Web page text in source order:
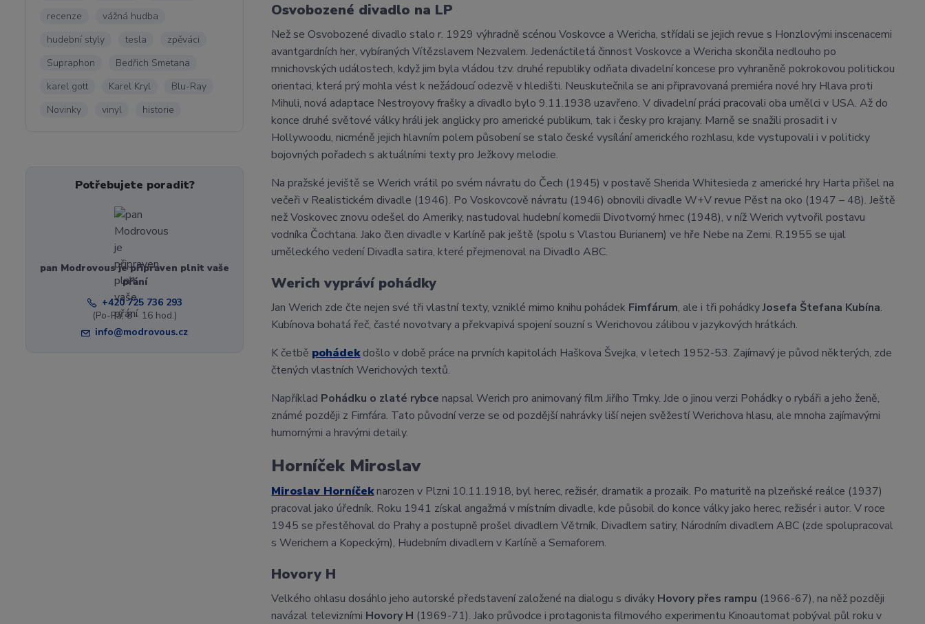
recenze
vážná hudba
hudební styly
tesla
zpěváci
Supraphon
Bedřich Smetana
karel gott
Karel Kryl
Blu-Ray
Novinky
vinyl historie
Potřebujete poradit?
pan Modrovous je připraven plnit vaše
přání
+420 725 736 293
(Po-Pá, 8 - 16 hod.)
info@modrovous.cz
Osvobozené divadlo na LP
Než se Osvobozené divadlo stalo r. 1929 výhradně scénou Voskovce a Wericha, střídali se jejich revue s Honzlovými inscenacemi
avantgardních her, vybíraných Vítězslavem Nezvalem. Jedenáctiletá činnost Voskovce a Wericha skončila nedlouho po
mnichovských událostech, když jim byla vládou tzv. druhé republiky odňata divadelní koncese pro vyhraněně pokrokovou politickou
orientaci, která prý mohla vést k nežádoucí odezvě v hledišti. Neuskutečnila se ani připravovaná premiéra nové hry Hlava proti
Mihuli, nová adaptace Nestroyovy frašky a divadlo bylo 9.11.1938 uzavřeno. V divadelní práci pracovali oba umělci v USA. Až do
konce druhé světové války hráli jek anglicky pro americké publikum, tak i česky pro krajany. Marně se snažili prosadit i v
Hollywoodu, nicméně jejich hlavním polem působení se stalo české vysílání amerického rozhlasu, kde vystupovali i v politicky
bojovných pořadech s aktuálními texty pro Ježkovy melodie.
Na pražské jeviště se Werich vrátil po svém návratu do Čech (1945) v postavě Sherida Whitesieda z americké hry Harta přišel na
večeři v Realistickém divadle (1946). Po Voskovcově návratu (1946) obnovili divadle W+V revue Pěst na oko (1947 – 48). Ještě
než Voskovec znovu odešel do Ameriky, nastudoval hudební komedii Divotvorný hrnec (1948), v níž Werich vytvořil postavu
vodníka Čochtana. Jako člen divadle v Karlíně pak ještě (spolu s Vlastou Burianem) ve hře Nebe na Zemi. R.1955 se ujal
uměleckého vedení Divadla satira, které přejmenoval na Divadlo ABC.
Werich vypráví pohádky
Jan Werich zde čte nejen své tři vlastní texty, vzniklé mimo knihu pohádek Fimfárum, ale i tři pohádkyJosefa Štefana Kubína.
Kubínova bohatá řeč, časté novotvary a překvapivá spojení souzní s Werichovou zálibou v jazykových hrátkách.
K četbě pohádekdošlo v době práce na prvních kapitolách Haškova Švejka, v letech 1952-53. Zajímavý je původ některých, zde
čtených vlastních Werichových textů.
Například Pohádku o zlaté rybce napsal Werich pro animovaný film Jiřího Trnky. Jde o jinou verzi Pohádky o rybáři a jeho ženě,
známé později z Fimfára. Tato původní verze se od pozdější nahrávky liší nejen svěžestí Werichova hlasu, ale mnoha zajímavými
humornými a hravými detaily.
Horníček Miroslav
Miroslav Horníčeknarozen v Plzni 10.11.1918, byl herec, režisér, dramatik a prozaik. Po maturitě na plzeňské reálce (1937)
pracoval jako úředník. Roku 1941 získal angažmá v místním divadle, kde působil do konce války jako herec, režisér i autor. V roce
1945 se přestěhoval do Prahy a postupně prošel divadlem Větrník, Divadlem satiry, Národním divadlem ABC (zde spolupracoval
s Werichem a Kopeckým), Hudebním divadlem v Karlíně a Semaforem.
Hovory H
Velkého ohlasu dosáhlo jeho autorské představení založené na dialogu s diváky Hovory přes rampu (1966-67), na něž později
navázal televizními Hovory H (1969-71). Jako průvodce i protagonista filmového experimentu Kinoautomat pobýval půl roku v